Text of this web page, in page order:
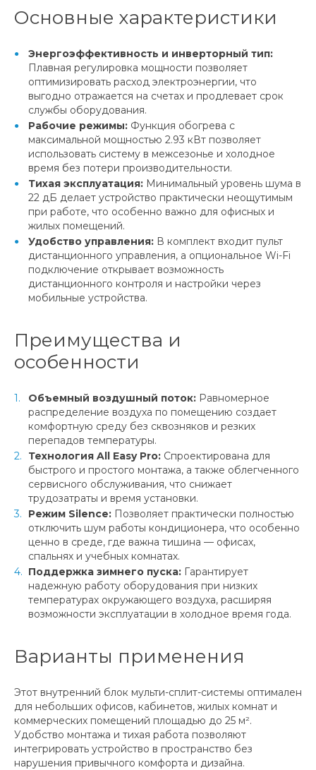
Основные характеристики
Энергоэффективность и инверторный тип:
Плавная регулировка мощности позволяет
оптимизировать расход электроэнергии, что
выгодно отражается на счетах и продлевает срок
службы оборудования.
Рабочие режимы: Функция обогрева с
максимальной мощностью 2.93 кВт позволяет
использовать систему в межсезонье и холодное
время без потери производительности.
Тихая эксплуатация: Минимальный уровень шума в
22 дБ делает устройство практически неощутимым
при работе, что особенно важно для офисных и
жилых помещений.
Удобство управления: В комплект входит пульт
дистанционного управления, а опциональное Wi-Fi
подключение открывает возможность
дистанционного контроля и настройки через
мобильные устройства.
Преимущества и
особенности
Объемный воздушный поток: Равномерное
распределение воздуха по помещению создает
комфортную среду без сквозняков и резких
перепадов температуры.
Технология All Easy Pro: Спроектирована для
быстрого и простого монтажа, а также облегченного
сервисного обслуживания, что снижает
трудозатраты и время установки.
Режим Silence: Позволяет практически полностью
отключить шум работы кондиционера, что особенно
ценно в среде, где важна тишина — офисах,
спальнях и учебных комнатах.
Поддержка зимнего пуска: Гарантирует
надежную работу оборудования при низких
температурах окружающего воздуха, расширяя
возможности эксплуатации в холодное время года.
Варианты применения
Этот внутренний блок мульти-сплит-системы оптимален
для небольших офисов, кабинетов, жилых комнат и
коммерческих помещений площадью до 25 м².
Удобство монтажа и тихая работа позволяют
интегрировать устройство в пространство без
нарушения привычного комфорта и дизайна.